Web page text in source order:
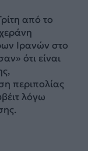
από το
Ιρανών στο
ότι είναι
περιπολίας
λόγω